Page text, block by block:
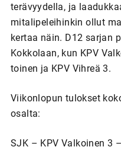
terävyydella, ja
mitalipeleihinkin ollut
kertaa näin. D12 sarjan
Kokkolaan, kun KPV
toinen ja KPV Vihreä 3.
Viikonlopun tulokset
osalta:
SJK – KPV Valkoinen 3